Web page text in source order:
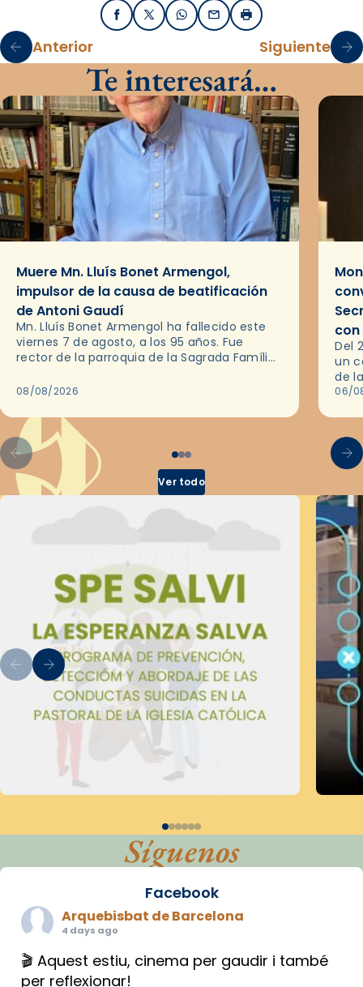
FacebookX / TwitterWhatsApp
EmailImprimir
Anterior Siguiente
Te interesará…
Muere Mn. Lluís Bonet Armengol,
impulsor de la causa de beatificación
de Antoni Gaudí
Mn. Lluís Bonet Armengol ha fallecido este
viernes 7 de agosto, a los 95 años. Fue
rector de la parroquia de la Sagrada Família
08/08/2026
Del
un
de
en
06/
Ver todo
Síguenos
Facebook
Arquebisbat de Barcelona
4 days ago
🎬 Aquest estiu, cinema per gaudir i també
per reflexionar!